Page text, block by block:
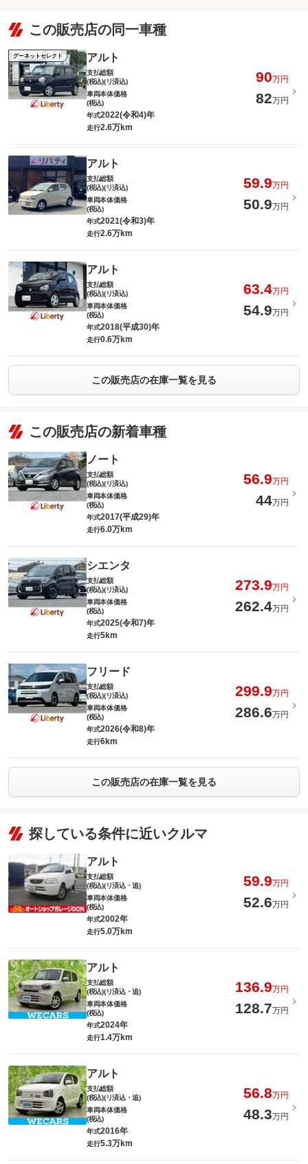
この販売店の同一車種
グーネットセレクト アルト
支払総額
(税込)(リ済込)
90万円
車両本体価格
(税込)
82万円
年式2022(令和4)年
走行2.6万km
アルト
支払総額
(税込)(リ済込)
59.9万円
車両本体価格
(税込)
50.9万円
年式2021(令和3)年
走行2.6万km
アルト
支払総額
(税込)(リ済込)
63.4万円
車両本体価格
(税込)
54.9万円
年式2018(平成30)年
走行0.6万km
この販売店の在庫一覧を見る
この販売店の新着車種
ノート
支払総額
(税込)(リ済込)
56.9万円
車両本体価格
(税込)
44万円
年式2017(平成29)年
走行6.0万km
シエンタ
支払総額
(税込)(リ済込)
273.9万円
車両本体価格
(税込)
262.4万円
年式2025(令和7)年
走行5km
フリード
支払総額
(税込)(リ済込)
299.9万円
車両本体価格
(税込)
286.6万円
年式2026(令和8)年
走行6km
この販売店の在庫一覧を見る
探している条件に近いクルマ
アルト
支払総額
(税込)(リ済込・追)
59.9万円
車両本体価格
(税込)
52.6万円
年式2002年
走行5.0万km
アルト
支払総額
(税込)(リ済込・追)
136.9万円
車両本体価格
(税込)
128.7万円
年式2024年
走行1.4万km
アルト
支払総額
(税込)(リ済込・追)
56.8万円
車両本体価格
(税込)
48.3万円
年式2016年
走行5.3万km